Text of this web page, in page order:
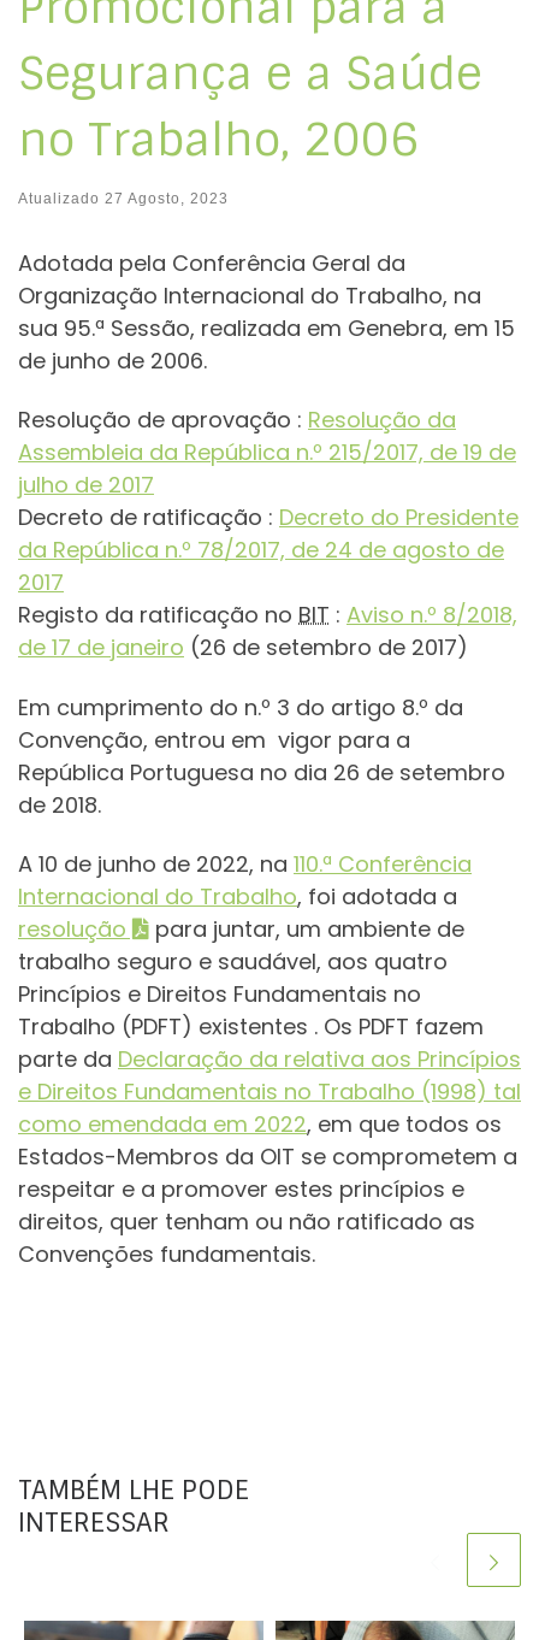
Segurança e a Saúde
no Trabalho, 2006
Atualizado 27 Agosto, 2023
Adotada pela Conferência Geral da
Organização Internacional do Trabalho, na
sua 95.ª Sessão, realizada em Genebra, em 15
de junho de 2006.
Resolução de aprovação : Resolução da
Assembleia da República n.º 215/2017, de 19 de
julho de 2017
Decreto de ratificação : Decreto do Presidente
da República n.º 78/2017, de 24 de agosto de
2017
Registo da ratificação no BIT : Aviso n.º 8/2018,
de 17 de janeiro (26 de setembro de 2017)
Em cumprimento do n.º 3 do artigo 8.º da
Convenção, entrou em vigor para a
República Portuguesa no dia 26 de setembro
de 2018.
A 10 de junho de 2022, na 110.ª Conferência
Internacional do Trabalho, foi adotada a
resolução
para juntar, um ambiente de
trabalho seguro e saudável, aos quatro
Princípios e Direitos Fundamentais no
Trabalho (PDFT) existentes . Os PDFT fazem
parte da Declaração da relativa aos Princípios
e Direitos Fundamentais no Trabalho (1998) tal
como emendada em 2022, em que todos os
Estados-Membros da OIT se comprometem a
respeitar e a promover estes princípios e
direitos, quer tenham ou não ratificado as
Convenções fundamentais.
TAMBÉM LHE PODE
INTERESSAR